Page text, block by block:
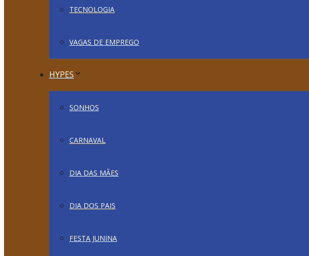
TECNOLOGIA
VAGAS DE EMPREGO
HYPES
SONHOS
CARNAVAL
DIA DAS MÃES
DIA DOS PAIS
FESTA JUNINA